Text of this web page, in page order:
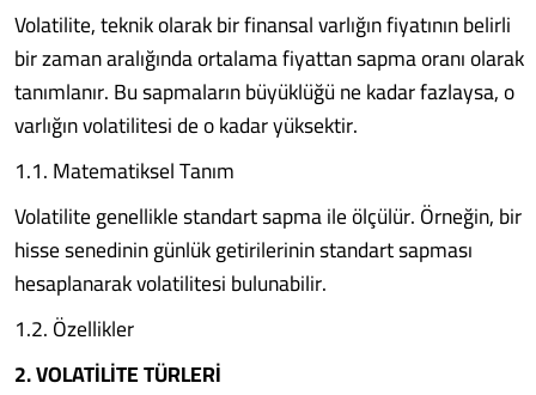
Volatilite, teknik olarak bir finansal varlığın fiyatının belirli
bir zaman aralığında ortalama fiyattan sapma oranı olarak
tanımlanır. Bu sapmaların büyüklüğü ne kadar fazlaysa, o
varlığın volatilitesi de o kadar yüksektir.
1.1. Matematiksel Tanım
Volatilite genellikle standart sapma ile ölçülür. Örneğin, bir
hisse senedinin günlük getirilerinin standart sapması
hesaplanarak volatilitesi bulunabilir.
1.2. Özellikler
2. VOLATİLİTE TÜRLERİ